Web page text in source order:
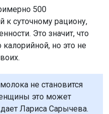
500
к суточному рациону,
Это значит, что
но это не
не становится
это может
Лариса Сарычева.